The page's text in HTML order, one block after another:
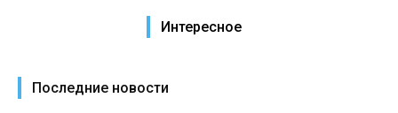
Интересное
Последние новости